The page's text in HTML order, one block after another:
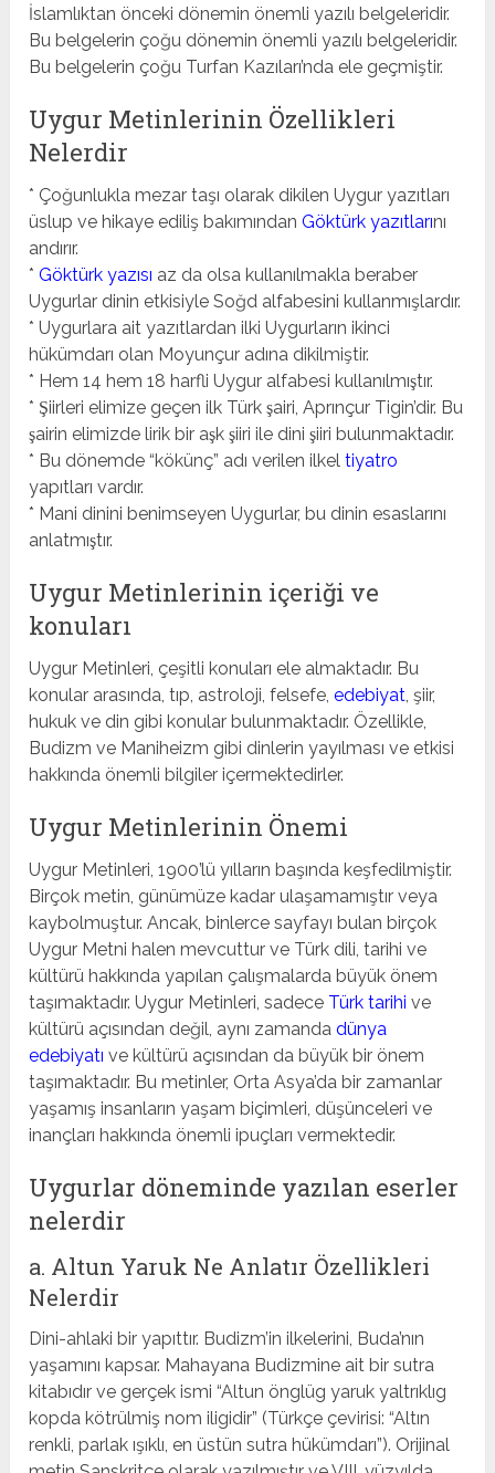
İslamlıktan önceki dönemin önemli yazılı belgeleridir.
Bu belgelerin çoğu dönemin önemli yazılı belgeleridir.
Bu belgelerin çoğu Turfan Kazıları’nda ele geçmiştir.
Uygur Metinlerinin Özellikleri
Nelerdir
* Çoğunlukla mezar taşı olarak dikilen Uygur yazıtları
üslup ve hikaye ediliş bakımındanGöktürk yazıtlarını
andırır.
*Göktürk yazısı az da olsa kullanılmakla beraber
Uygurlar dinin etkisiyle Soğd alfabesini kullanmışlardır.
* Uygurlara ait yazıtlardan ilki Uygurların ikinci
hükümdarı olan Moyunçur adına dikilmiştir.
* Hem 14 hem 18 harfli Uygur alfabesi kullanılmıştır.
* Şiirleri elimize geçen ilk Türk şairi, Aprınçur Tigin’dir. Bu
şairin elimizde lirik bir aşk şiiri ile dini şiiri bulunmaktadır.
* Bu dönemde “kökünç” adı verilen ilkeltiyatro
yapıtları vardır.
* Mani dinini benimseyen Uygurlar, bu dinin esaslarını
anlatmıştır.
Uygur Metinlerinin içeriği ve
konuları
Uygur Metinleri, çeşitli konuları ele almaktadır. Bu
konular arasında, tıp, astroloji, felsefe,edebiyat, şiir,
hukuk ve din gibi konular bulunmaktadır. Özellikle,
Budizm ve Maniheizm gibi dinlerin yayılması ve etkisi
hakkında önemli bilgiler içermektedirler.
Uygur Metinlerinin Önemi
Uygur Metinleri, 1900’lü yılların başında keşfedilmiştir.
Birçok metin, günümüze kadar ulaşamamıştır veya
kaybolmuştur. Ancak, binlerce sayfayı bulan birçok
Uygur Metni halen mevcuttur ve Türk dili, tarihi ve
kültürü hakkında yapılan çalışmalarda büyük önem
taşımaktadır. Uygur Metinleri, sadece Türk tarihi ve
kültürü açısından değil, aynı zamandadünya
edebiyatı ve kültürü açısından da büyük bir önem
taşımaktadır. Bu metinler, Orta Asya’da bir zamanlar
yaşamış insanların yaşam biçimleri, düşünceleri ve
inançları hakkında önemli ipuçları vermektedir.
Uygurlar döneminde yazılan eserler
nelerdir
a. Altun Yaruk Ne Anlatır Özellikleri
Nelerdir
Dini-ahlaki bir yapıttır. Budizm’in ilkelerini, Buda’nın
yaşamını kapsar. Mahayana Budizmine ait bir sutra
kitabıdır ve gerçek ismi “Altun önglüg yaruk yaltrıklıg
kopda kötrülmiş nom iligidir” (Türkçe çevirisi: “Altın
renkli, parlak ışıklı, en üstün sutra hükümdarı”). Orijinal